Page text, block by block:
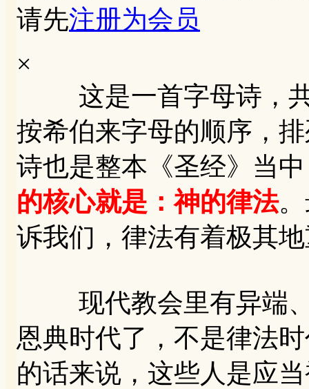
请先注册为会员
×
这是一首字母诗，共
按希伯来字母的顺序，
诗也是整本《圣经》当
的核心就是：神的律法
诉我们，律法有着极其
现代教会里有异端、
恩典时代了，不是律法
的话来说，这些人是应